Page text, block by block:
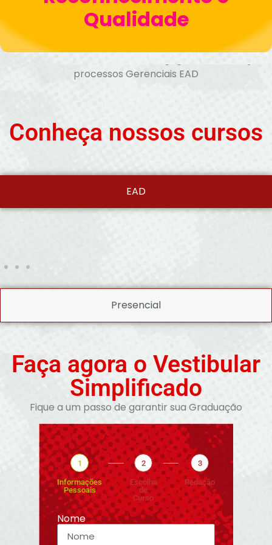
Qualidade
processos Gerenciais EAD
Conheça nossos cursos
EAD
Presencial
Faça agora o Vestibular
Simplificado
Fique a um passo de garantir sua Graduação
1
Informações
Pessoais
2
Escolha
de
Curso
3
Redação
Nome